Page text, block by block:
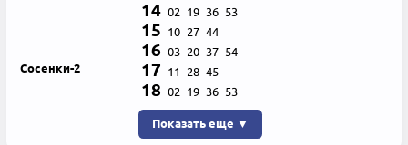
Сосенки-2
14 02 19 36 53
15 10 27 44
16 03 20 37 54
17 11 28 45
18 02 19 36 53
Показать еще ▼